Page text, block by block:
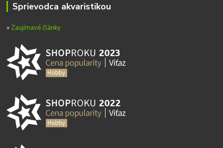
Sprievodca akvaristikou
» Zaujímavé články